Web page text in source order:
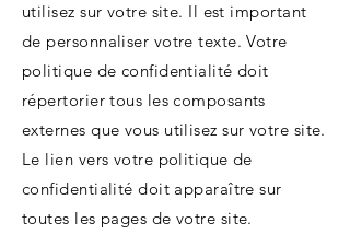
utilisez sur votre site. Il est important
de personnaliser votre texte. Votre
politique de confidentialité doit
répertorier tous les composants
externes que vous utilisez sur votre site.
Le lien vers votre politique de
confidentialité doit apparaître sur
toutes les pages de votre site.